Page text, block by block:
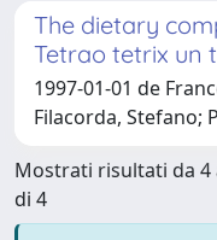
The dietary
Tetrao tetrix un
1997-01-01 de
Filacorda, Stefano;
Mostrati risultati da 4
di 4